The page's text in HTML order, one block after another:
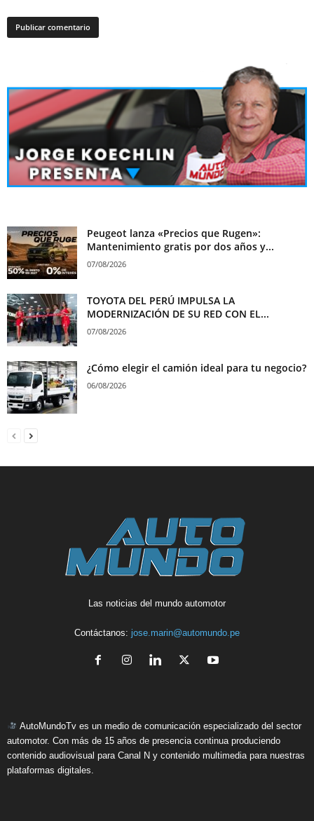
Peugeot lanza «Precios que Rugen»:
Mantenimiento gratis por dos años y...
07/08/2026
TOYOTA DEL PERÚ IMPULSA LA
MODERNIZACIÓN DE SU RED CON EL...
07/08/2026
¿Cómo elegir el camión ideal para tu negocio?
06/08/2026
Las noticias del mundo automotor
Contáctanos: jose.marin@automundo.pe
AutoMundoTv es un medio de comunicación especializado del sector
automotor. Con más de 15 años de presencia continua produciendo
contenido audiovisual para Canal N y contenido multimedia para nuestras
plataformas digitales.